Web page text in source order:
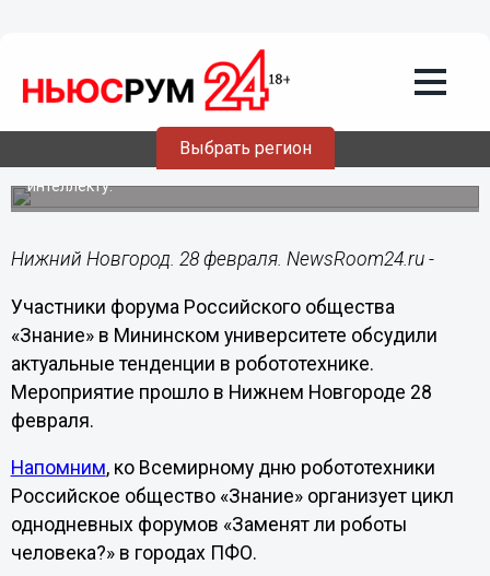
Выбрать регион
28.02.202218:40
Форум Российского общества «Знание»
открылся в Мининском университете
Он посвящен робототехнике и искусственному
интеллекту.
Нижний Новгород. 28 февраля. NewsRoom24.ru -
Участники форума Российского общества
«Знание» в Мининском университете обсудили
актуальные тенденции в робототехнике.
Мероприятие прошло в Нижнем Новгороде 28
февраля.
Напомним, ко Всемирному дню робототехники
Российское общество «Знание» организует цикл
однодневных форумов «Заменят ли роботы
человека?» в городах ПФО.